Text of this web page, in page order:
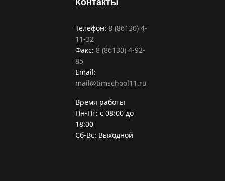
Контакты
Телефон: 8 (86130) 4-
11-32
Факс: 8 (86130) 4-92-
85
Email:
mail@timschool11.ru
Время работы
Пн-Пт: с 08:00 до
18:00
Сб-Вс: Выходной